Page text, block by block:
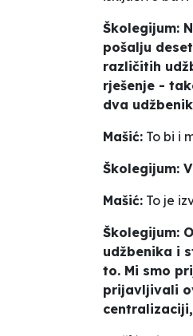
Školegijum:
pošalju
različitih
rješenje -
dva
Mašić: To bi i
Školegijum:
Mašić: To je
Školegijum:
udžbenika i
to. Mi smo
prijavljivali